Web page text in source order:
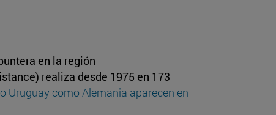
en la región
realiza desde 1975 en 173
Uruguay como Alemania aparecen en